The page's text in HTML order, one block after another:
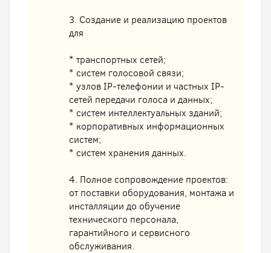
3. Создание и реализацию проектов
для
* транспортных сетей;
* систем голосовой связи;
* узлов IP-телефонии и частных IP-
сетей передачи голоса и данных;
* систем интеллектуальных зданий;
* корпоративных информационных
систем;
* систем хранения данных.
4. Полное сопровождение проектов:
от поставки оборудования, монтажа и
инсталляции до обучение
технического персонала,
гарантийного и сервисного
обслуживания.